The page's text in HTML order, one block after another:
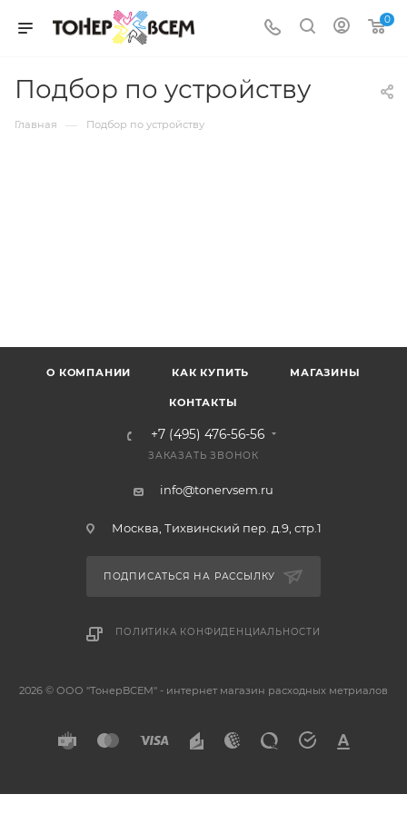
0
Подбор по устройству
Главная — Подбор по устройству
О КОМПАНИИ КАК КУПИТЬ МАГАЗИНЫ
КОНТАКТЫ
+7 (495) 476-56-56
ЗАКАЗАТЬ ЗВОНОК
info@tonervsem.ru
Москва, Тихвинский пер. д.9, стр.1
ПОДПИСАТЬСЯ НА РАССЫЛКУ
ПОЛИТИКА КОНФИДЕНЦИАЛЬНОСТИ
2026 © ООО "ТонерВСЕМ" - интернет магазин расходных метриалов